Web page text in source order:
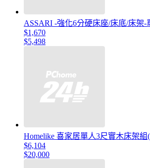
ASSARI -強化6分硬床座/床底/床架-
$1,670
$5,498
Homelike 喜家居單人3尺實木床架組
$6,104
$20,000